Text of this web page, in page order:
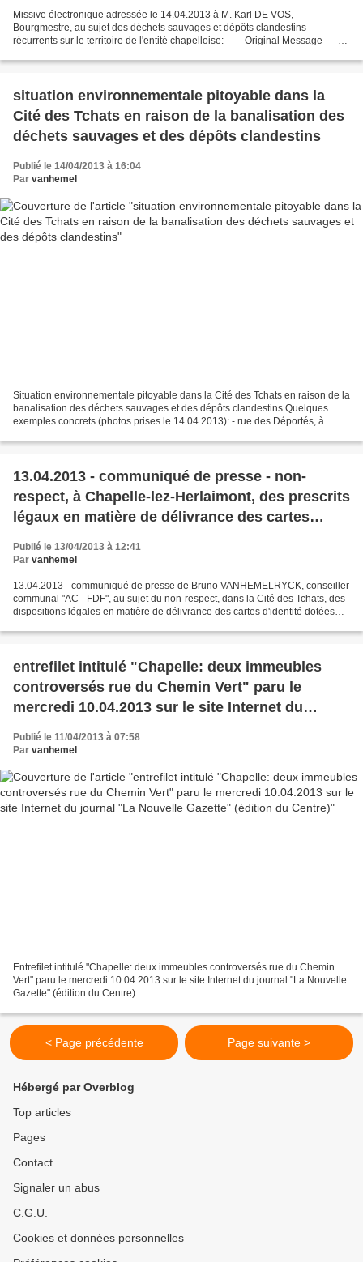
Missive électronique adressée le 14.04.2013 à M. Karl DE VOS,
Bourgmestre, au sujet des déchets sauvages et dépôts clandestins
récurrents sur le territoire de l'entité chapelloise: ----- Original Message -----
situation environnementale pitoyable dans la
Cité des Tchats en raison de la banalisation des
déchets sauvages et des dépôts clandestins
Publié le 14/04/2013 à 16:04
Par vanhemel
Situation environnementale pitoyable dans la Cité des Tchats en raison de la
banalisation des déchets sauvages et des dépôts clandestins Quelques
exemples concrets (photos prises le 14.04.2013): - rue des Déportés, à
13.04.2013 - communiqué de presse - non-
respect, à Chapelle-lez-Herlaimont, des prescrits
légaux en matière de délivrance des cartes
d'identité électroniques
Publié le 13/04/2013 à 12:41
Par vanhemel
13.04.2013 - communiqué de presse de Bruno VANHEMELRYCK, conseiller
communal "AC - FDF", au sujet du non-respect, dans la Cité des Tchats, des
dispositions légales en matière de délivrance des cartes d'identité dotées
entrefilet intitulé "Chapelle: deux immeubles
controversés rue du Chemin Vert" paru le
mercredi 10.04.2013 sur le site Internet du
journal "La Nouvelle Gazette" (édition du
Centre)
Publié le 11/04/2013 à 07:58
Par vanhemel
Entrefilet intitulé "Chapelle: deux immeubles controversés rue du Chemin
Vert" paru le mercredi 10.04.2013 sur le site Internet du journal "La Nouvelle
Gazette" (édition du Centre):
-04-09/chapelle-deux-immeubles-controverses-rue-du-chemin-vert...
< Page précédente Page suivante >
Hébergé par Overblog
Top articles
Pages
Contact
Signaler un abus
C.G.U.
Cookies et données personnelles